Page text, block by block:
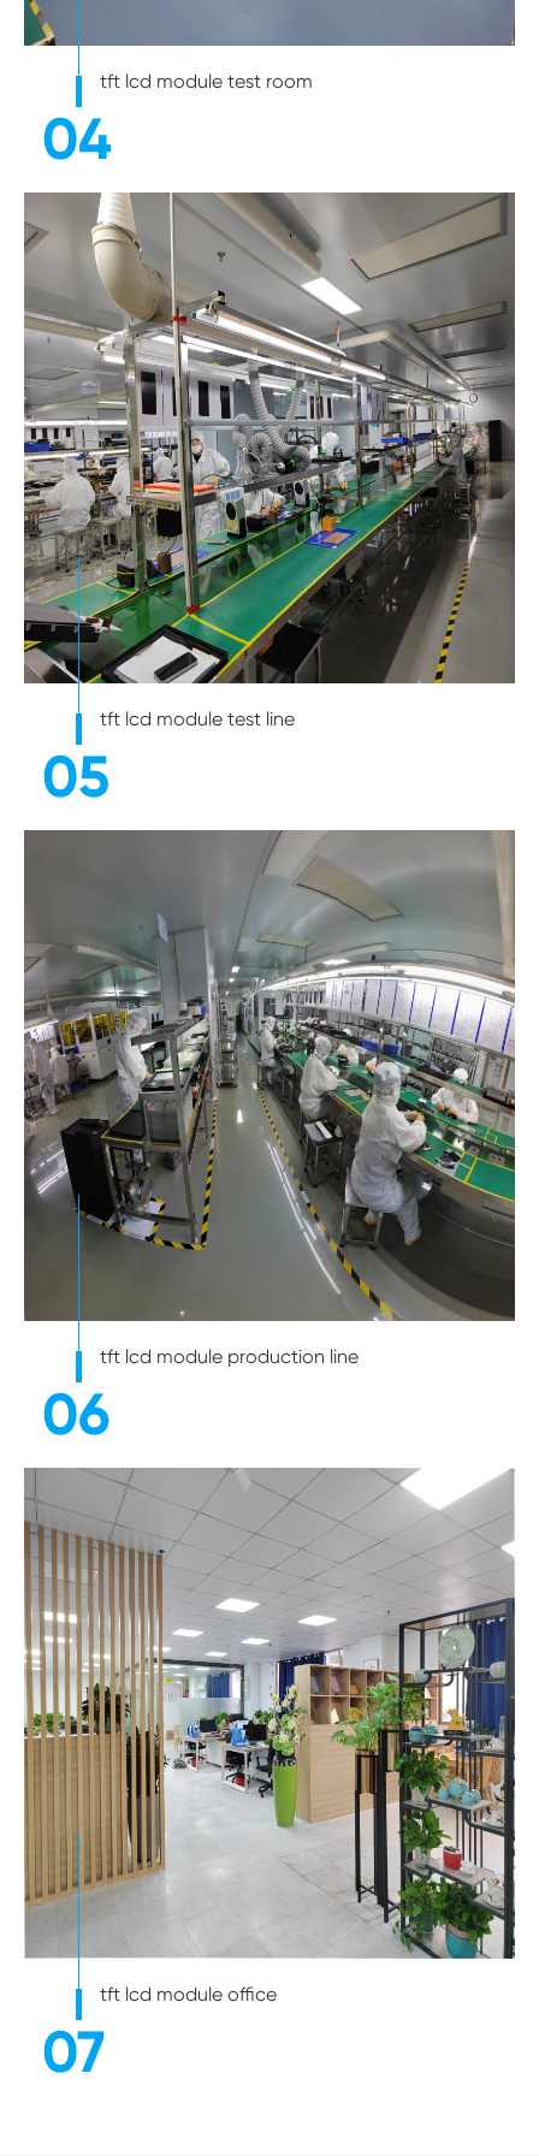
tft lcd module test room
04
tft lcd module test line
05
tft lcd module production line
06
tft lcd module office
07